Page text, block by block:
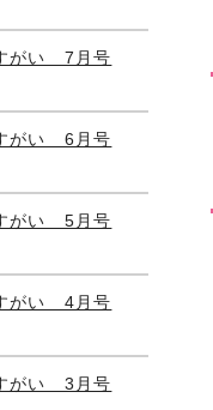
がい 7月号
がい 6月号
がい 5月号
がい 4月号
がい 3月号